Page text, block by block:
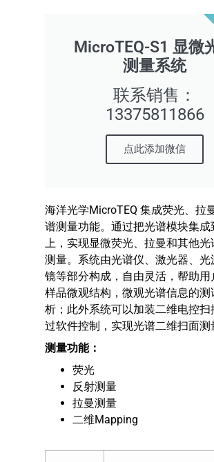
MicroTEQ-S1 显微
测量系统
联系销售：
13375811866
点此添加微信
海洋光学MicroTEQ 集成荧光、拉
谱测量功能。通过把光谱模块集成
上，实现显微荧光、拉曼和其他光
测量。系统由光谱仪、激光器、光
镜等部分构成，自由灵活，帮助用
样品微观结构，微观光谱信息的测
析；此外系统可以加装二维电控扫
过软件控制，实现光谱二维扫面测
测量功能：
荧光
反射测量
拉曼测量
二维Mapping